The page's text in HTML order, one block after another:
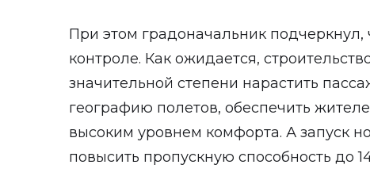
При этом градоначальник
контроле. Как ожидается,
значительной степени нарастить
географию полетов, обеспечить
высоким уровнем комфорта. А запуск
повысить пропускную способность до